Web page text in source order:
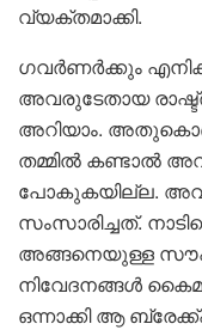
വ്യക്തമാക്കി.
ഗവർണർക്കും
അവരുടേതായ
അറിയാം.
തമ്മിൽ കണ്ടാൽ
പോകുകയില്ല.
സംസാരിച്ചത്.
അങ്ങനെയുള്ള
നിവേദനങ്ങൾ
ഒന്നാക്കി ആ